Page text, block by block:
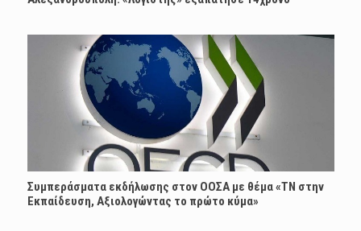
Συμπεράσματα εκδήλωσης στον ΟΟΣΑ με θέμα «ΤΝ στην
Εκπαίδευση, Αξιολογώντας το πρώτο κύμα»